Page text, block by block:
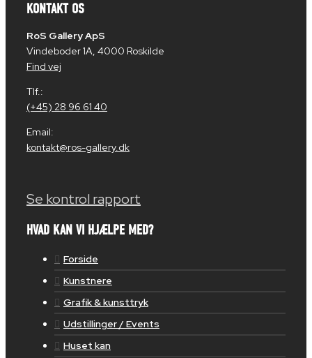
KONTAKT OS
RoS Gallery ApS
Vindeboder 1A, 4000 Roskilde
Find vej
Tlf.:
(+45) 28 96 61 40
Email:
kontakt@ros-gallery.dk
Se kontrol rapport
HVAD KAN VI HJÆLPE MED?
Forside
Kunstnere
Grafik & kunsttryk
Udstillinger / Events
Huset kan